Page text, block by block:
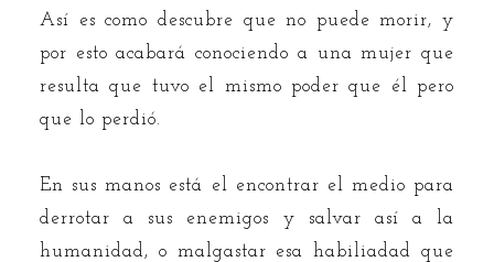
Así es como descubre que no puede morir, y
por esto acabará conociendo a una mujer que
resulta que tuvo el mismo poder que él pero
que lo perdió.
En sus manos está el encontrar el medio para
derrotar a sus enemigos y salvar así a la
humanidad, o malgastar esa habiliadad que